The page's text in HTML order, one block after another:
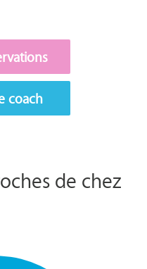
coach
de chez